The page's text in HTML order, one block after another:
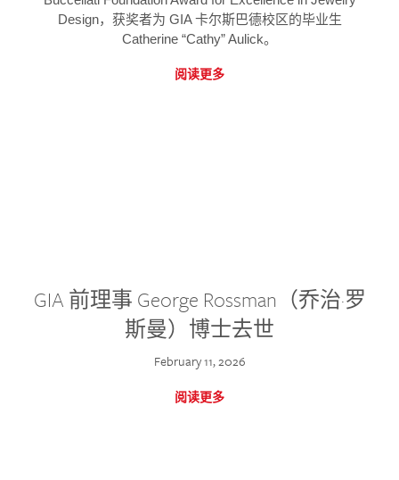
Design，获奖者为 GIA 卡尔斯巴德校区的毕业生
Catherine “Cathy” Aulick。
阅读更多
GIA 前理事 George Rossman（乔治·罗
斯曼）博士去世
February 11, 2026
阅读更多